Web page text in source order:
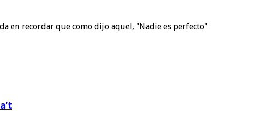
en recordar que como dijo aquel, "Nadie es perfecto"